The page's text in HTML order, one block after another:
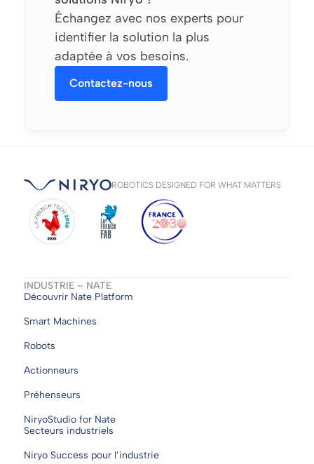
Échangez avec nos experts pour
identifier la solution la plus
adaptée à vos besoins.
Contactez-nous
ROBOTICS DESIGNED FOR WHAT MATTERS
INDUSTRIE – NATE
Découvrir Nate Platform
Smart Machines
Robots
Actionneurs
Préhenseurs
NiryoStudio for Nate
Secteurs industriels
Niryo Success pour l’industrie